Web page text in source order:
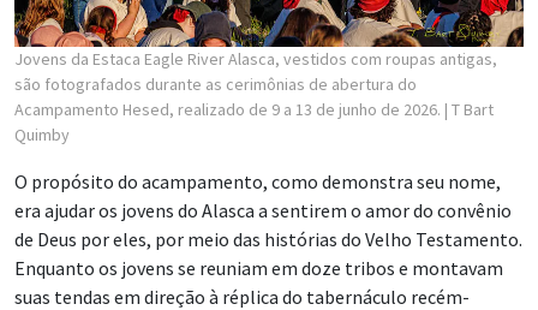
Jovens da Estaca Eagle River Alasca, vestidos com roupas antigas,
são fotografados durante as cerimônias de abertura do
Acampamento Hesed, realizado de 9 a 13 de junho de 2026. | T Bart
Quimby
O propósito do acampamento, como demonstra seu nome,
era ajudar os jovens do Alasca a sentirem o amor do convênio
de Deus por eles, por meio das histórias do Velho Testamento.
Enquanto os jovens se reuniam em doze tribos e montavam
suas tendas em direção à réplica do tabernáculo recém-